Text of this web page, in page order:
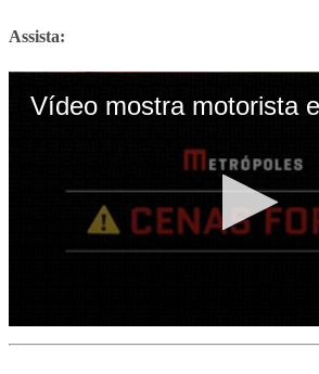
Assista: